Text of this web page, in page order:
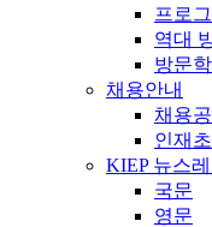
프로
역대
방문
채용안내
채용
인재
KIEP 뉴스레
국문
영문